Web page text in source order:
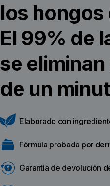
los hongos
El 99% de
se
de un
Elaborado con
Fórmula probada por
Garantía de devolución